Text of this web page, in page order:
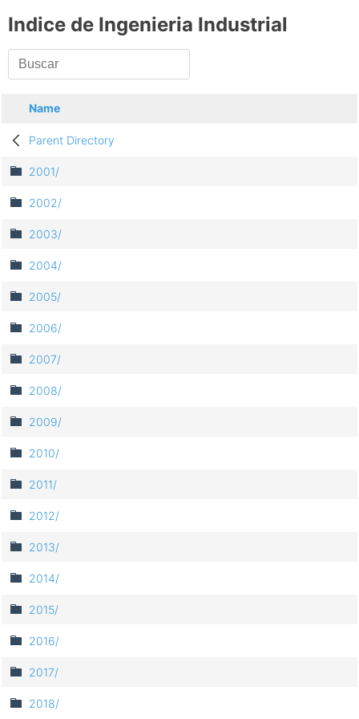
Indice de Ingenieria Industrial
Name
Parent Directory
2001/
2002/
2003/
2004/
2005/
2006/
2007/
2008/
2009/
2010/
2011/
2012/
2013/
2014/
2015/
2016/
2017/
2018/